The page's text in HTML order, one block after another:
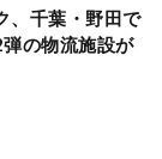
、千葉・野田で
の物流施設が